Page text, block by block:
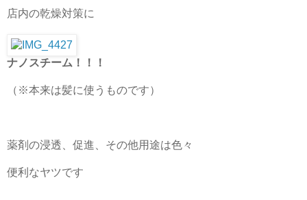
店内の乾燥対策に
ナノスチーム！！！
（※本来は髪に使うものです）
薬剤の浸透、促進、その他用途は色々
便利なヤツです